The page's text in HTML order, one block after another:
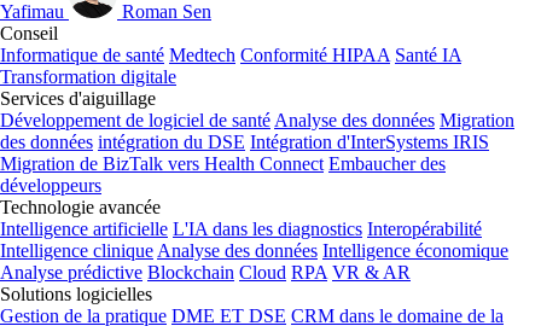
Yafimau
Roman Sen
Conseil
Informatique de santé Medtech Conformité HIPAA Santé IA
Transformation digitale
Services d'aiguillage
Développement de logiciel de santé Analyse des données Migration
des données intégration du DSE Intégration d'InterSystems IRIS
Migration de BizTalk vers Health Connect Embaucher des
développeurs
Technologie avancée
Intelligence artificielle L'IA dans les diagnostics Interopérabilité
Intelligence clinique Analyse des données Intelligence économique
Analyse prédictive Blockchain Cloud RPA VR & AR
Solutions logicielles
Gestion de la pratique DME ET DSE CRM dans le domaine de la